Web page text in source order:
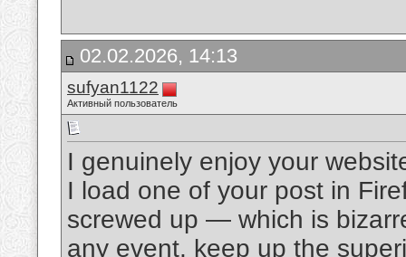
02.02.2026, 14:13
sufyan1122
Активный пользователь
I genuinely enjoy your
I load one of your post in
screwed up — which is
any event, keep up the